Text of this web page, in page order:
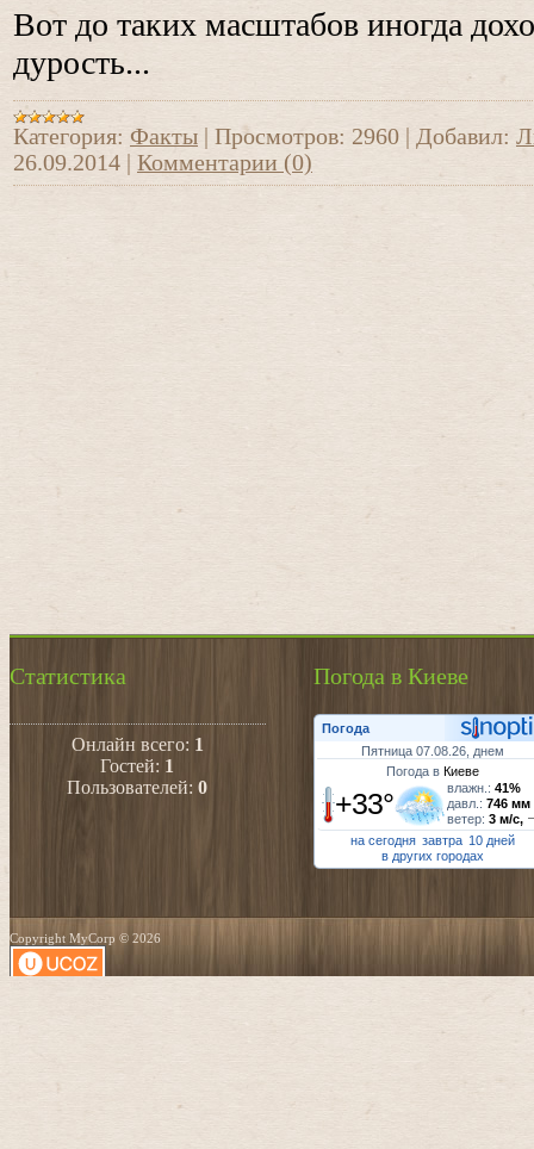
Вот до таких масштабов иногда
дурость...
Категория: Факты Просмотров: 2960 Добавил:
26.09.2014
Комментарии (0)
Статистика
Онлайн всего: 1
Гостей: 1
Пользователей:0
Погода в Киеве
Погода
Пятница 07.08.26, днем
Погода вКиеве
+33° влажн.:41%
давл.:746 мм
ветер:3 м/с,
на сегодня завтра 10 дней
в других городах
Copyright MyCorp © 2026